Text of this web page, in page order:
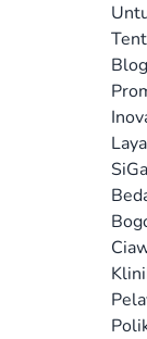
Blog